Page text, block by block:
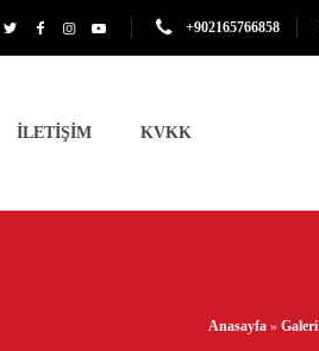
+902165766858
İLETİŞİM KVKK
Anasayfa » Galeri